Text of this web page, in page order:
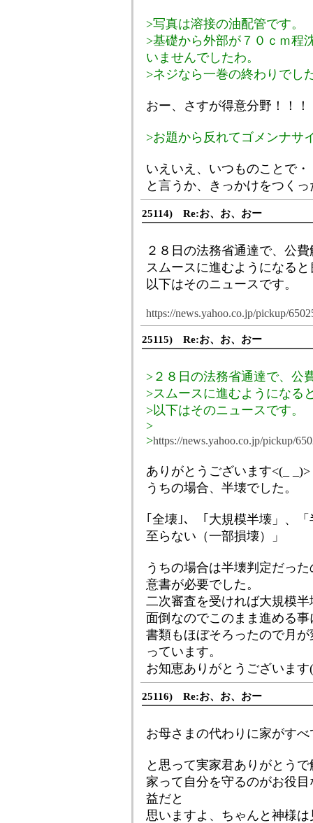
>写真は溶接の油配管です。
>基礎から外部が７０ｃｍ程
いませんでしたわ。
>ネジなら一巻の終わりでし
おー、さすが得意分野！！！
>お題から反れてゴメンナサ
いえいえ、いつものことで・
と言うか、きっかけをつく
25114) Re:お、お、おー
２８日の法務省通達で、公
スムースに進むようになる
以下はそのニュースです。
https://news.yahoo.co.jp/pickup/
25115) Re:お、お、おー
>２８日の法務省通達で、公
>スムースに進むようになる
>以下はそのニュースです。
>
>https://news.yahoo.co.jp/pickup/
ありがとうございます<(_ _)>
うちの場合、半壊でした。
｢全壊｣、「大規模半壊」、
至らない（一部損壊）」
うちの場合は半壊判定だっ
意書が必要でした。
二次審査を受ければ大規模
面倒なのでこのまま進める
書類もほぼそろったので月
っています。
お知恵ありがとうございます
25116) Re:お、お、おー
お母さまの代わりに家がす
と思って実家君ありがとう
家って自分を守るのがお役
益だと
思いますよ、ちゃんと神様